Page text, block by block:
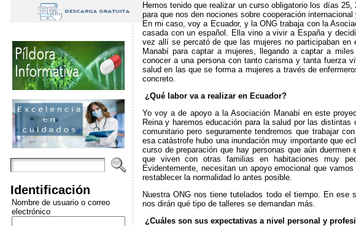
Identificación
Nombre de usuario o correo
electrónico
Hemos tenido que realizar un curso obligatorio los días
para que nos den nociones sobre cooperación
En mi caso, voy a Ecuador, y la ONG trabaja con la
casada con un español. Ella vino a vivir a España y
vez allí se percató de que las mujeres no participaban
Manabí para captar a mujeres, llegando a captar a
conocer a una persona con tanto carisma y tanta fuerza
salud en las que se forma a mujeres a través de
concreto.
¿Qué labor va a realizar en Ecuador?
Yo voy a de apoyo a la Asociación Manabí en este
Reina y haremos educación para la salud por las
comunitario pero seguramente tendremos que trabajar
esa catástrofe hubo una inundación muy importante que
curso de preparación que hay personas que aún
que viven con otras familias en habitaciones muy
Evidentemente, necesitan un apoyo emocional que
restablecer la normalidad lo antes posible.
Nuestra ONG nos tiene tutelados todo el tiempo. En
nos dirán qué tipo de talleres se demandan más.
¿Cuáles son sus expectativas a nivel personal y